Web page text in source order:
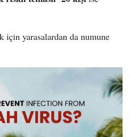
için yarasalardan da numune